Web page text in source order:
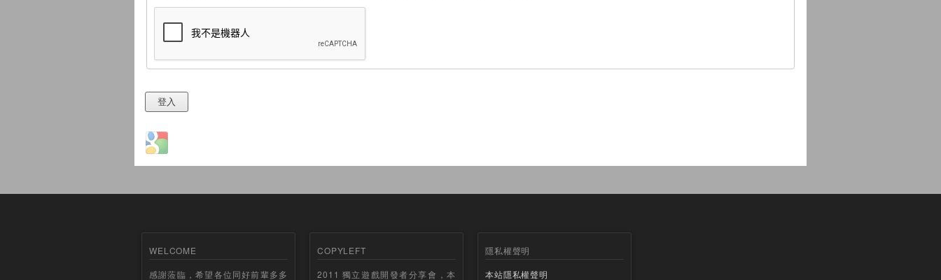
Login with Google
WELCOME
感謝蒞臨，希望各位同好前輩多多
COPYLEFT
2011 獨立遊戲開發者分享會，本
隱私權聲明
本站隱私權聲明